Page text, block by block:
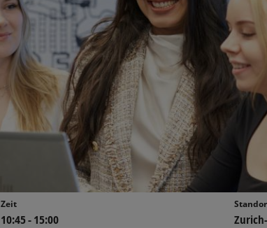
Zeit
10:45 - 15:00